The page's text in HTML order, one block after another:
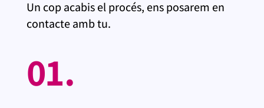
Un cop acabis el procés, ens posarem en
contacte amb tu.
01.